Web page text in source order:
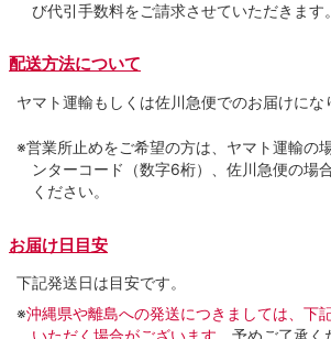
び代引手数料をご請求させていただきます。
配送方法について
ヤマト運輸もしくは佐川急便でのお届けにな
※営業所止めをご希望の方は、ヤマト運輸の
ンターコード（数字6桁）、佐川急便の場
ください。
お届け日目安
下記発送日は目安です。
※沖縄県や離島への発送につきましては、下
いただく場合がございます。 予めご了承く